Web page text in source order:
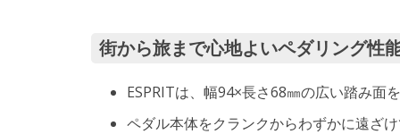
街から旅まで心地よいペダリング性
ESPRITは、幅94×長さ68㎜の広い踏み面
ペダル本体をクランクからわずかに遠ざ